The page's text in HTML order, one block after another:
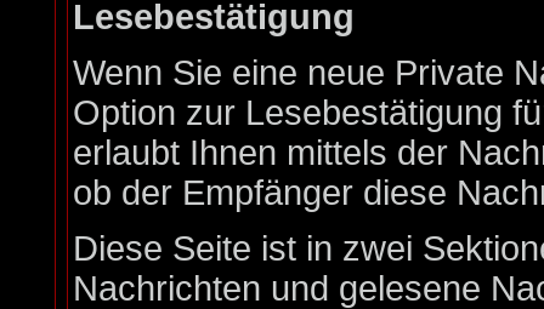
Lesebestätigung
Wenn Sie eine neue Private
Option zur Lesebestätigung
erlaubt Ihnen mittels der
ob der Empfänger diese
Diese Seite ist in zwei
Nachrichten und gelesene